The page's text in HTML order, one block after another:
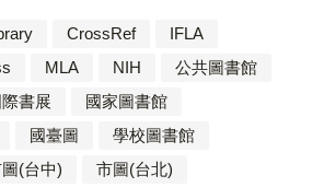
CrossRef
IFLA
MLA NIH
公共圖書館
書展
國家圖書館
國臺圖
學校圖書館
(台中)
市圖(台北)